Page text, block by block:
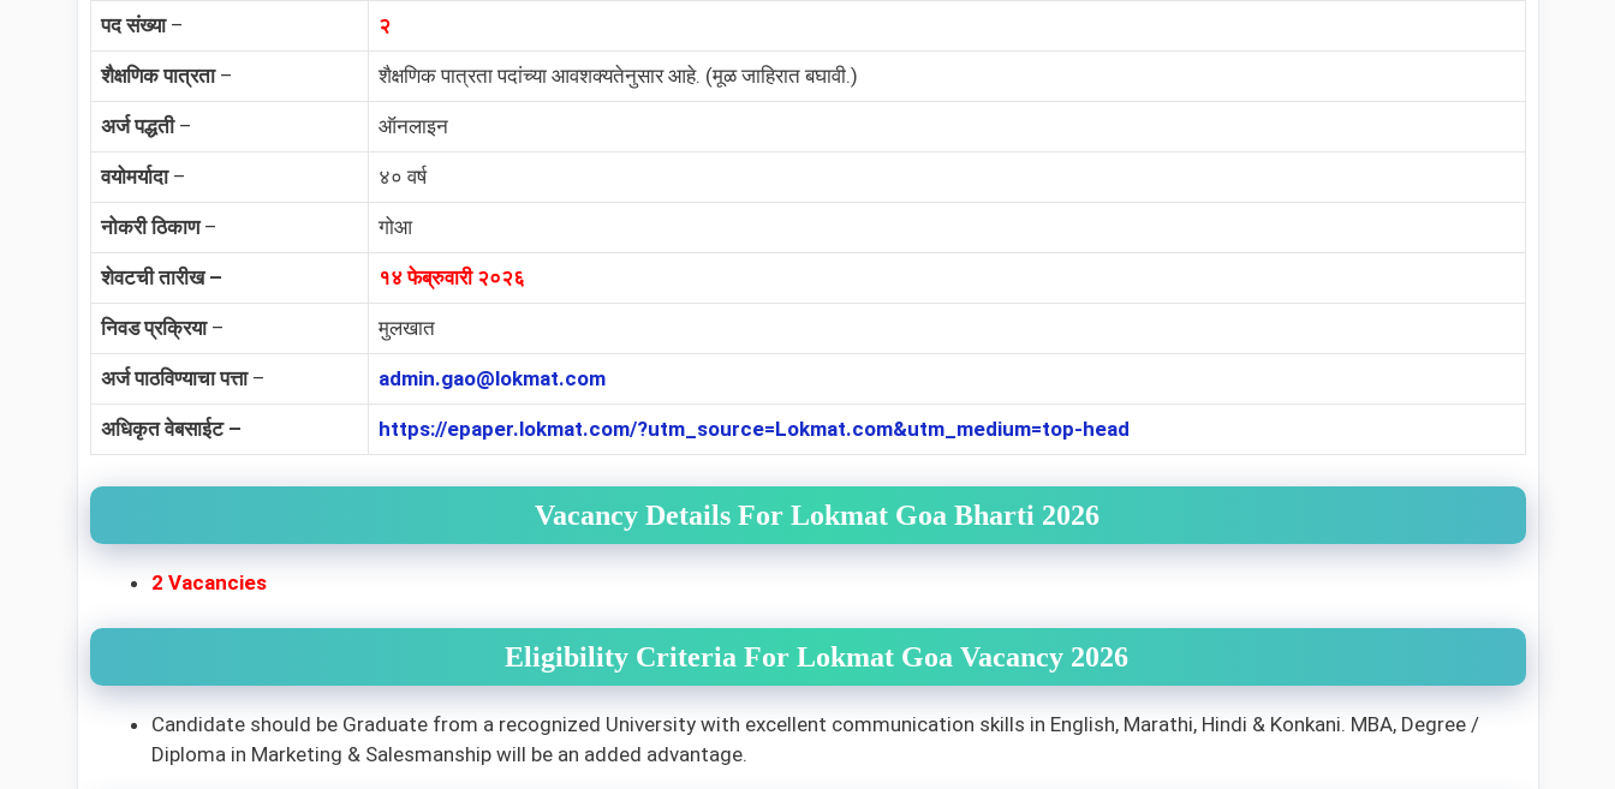
पद संख्या– २
शैक्षणिक पात्रता– शैक्षणिक पात्रता पदांच्या आवशक्यतेनुसार आहे. (मूळ जाहिरात बघावी.)
अर्ज पद्धती– ऑनलाइन
वयोमर्यादा– ४० वर्ष
नोकरी ठिकाण– गोआ
शेवटची तारीख – १४ फेब्रुवारी २०२६
निवड प्रक्रिया– मुलखात
अर्ज पाठविण्याचा पत्ता– admin.gao@lokmat.com
अधिकृत वेबसाईट – https://epaper.lokmat.com/?utm_source=Lokmat.com&utm_medium=top-head
Vacancy Details For Lokmat Goa Bharti 2026
2 Vacancies
Eligibility Criteria For Lokmat Goa Vacancy 2026
Candidate should be Graduate from a recognized University with excellent communication skills in English, Marathi, Hindi & Konkani. MBA, Degree /
Diploma in Marketing & Salesmanship will be an added advantage.